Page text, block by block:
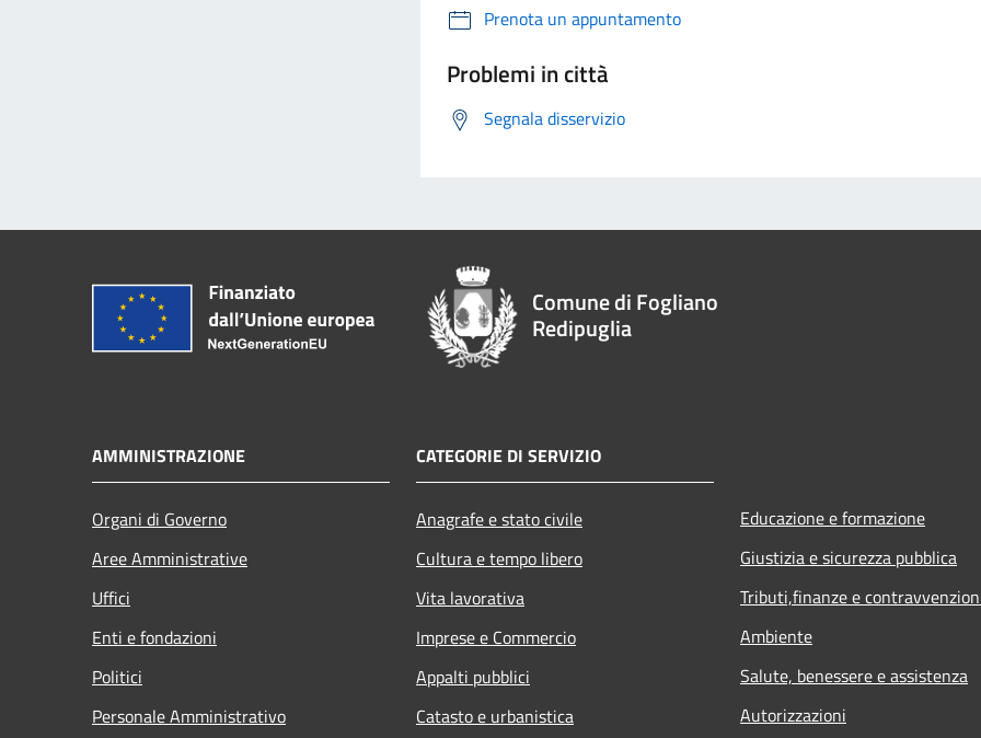
Prenota un appuntamento
Problemi in città
Segnala disservizio
Comune di Fogliano
Redipuglia
AMMINISTRAZIONE
Organi di Governo
Aree Amministrative
Uffici
Enti e fondazioni
Politici
Personale Amministrativo
CATEGORIE DI SERVIZIO
Anagrafe e stato civile
Cultura e tempo libero
Vita lavorativa
Imprese e Commercio
Appalti pubblici
Catasto e urbanistica
Educazione e formazione
Giustizia e sicurezza pubblica
Tributi,finanze e
Ambiente
Salute, benessere e assistenza
Autorizzazioni